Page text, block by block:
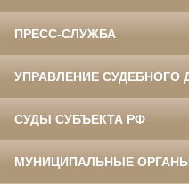
ПРЕСС-СЛУЖБА
УПРАВЛЕНИЕ СУДЕБНОГО
СУДЫ СУБЪЕКТА РФ
МУНИЦИПАЛЬНЫЕ